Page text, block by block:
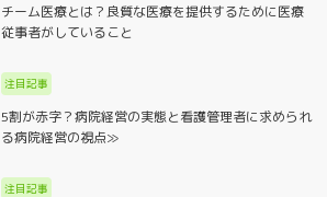
チーム医療とは？良質な医療を提供するために医療
従事者がしていること
注目記事
5割が赤字？病院経営の実態と看護管理者に求められ
る病院経営の視点≫
注目記事